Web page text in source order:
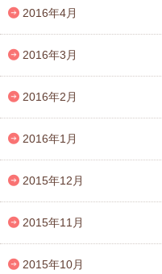
2016年4月
2016年3月
2016年2月
2016年1月
2015年12月
2015年11月
2015年10月